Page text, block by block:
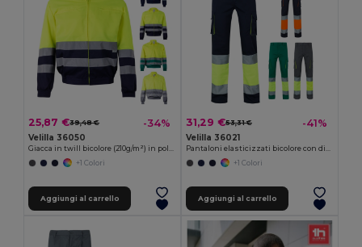
25,87 €39,48 € -34%
Velilla 36050
Giacca in twill bicolore (210g/m²) in poliestere (80%) e cotone (20%)
+1 Colori
Aggiungi al carrello
31,29 €53,31 € -41%
Velilla 36021
Pantaloni elasticizzati bicolore con diverse tasche (240g/m²), in cotone (46%), EME (38%) e poliestere (16%)
+1 Colori
Aggiungi al carrello